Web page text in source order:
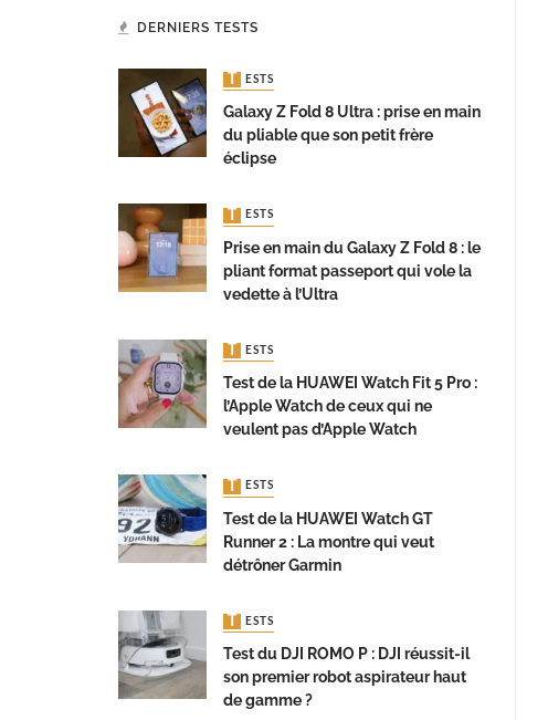
DERNIERS TESTS
TESTS
Galaxy Z Fold 8 Ultra : prise en main
du pliable que son petit frère
éclipse
TESTS
Prise en main du Galaxy Z Fold 8 : le
pliant format passeport qui vole la
vedette à l’Ultra
TESTS
Test de la HUAWEI Watch Fit 5 Pro :
l’Apple Watch de ceux qui ne
veulent pas d’Apple Watch
TESTS
Test de la HUAWEI Watch GT
Runner 2 : La montre qui veut
détrôner Garmin
TESTS
Test du DJI ROMO P : DJI réussit-il
son premier robot aspirateur haut
de gamme ?